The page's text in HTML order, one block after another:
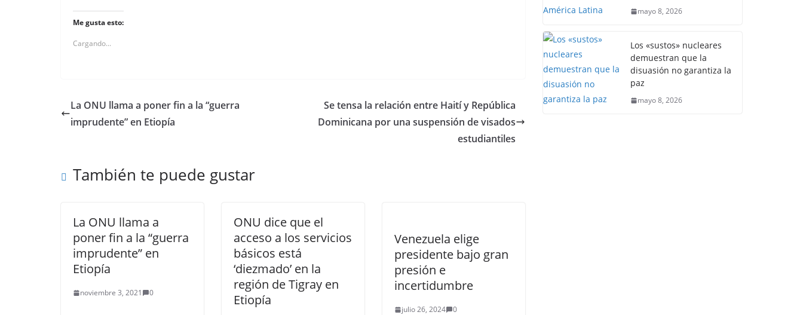
Me gusta esto:
Cargando...
La ONU llama a poner fin a la “guerra
imprudente” en Etiopía
Se tensa la relación entre Haití y República
Dominicana por una suspensión de visados
estudiantiles
También te puede gustar
La ONU llama a
poner fin a la “guerra
imprudente” en
Etiopía
noviembre 3, 2021 0
ONU dice que el
acceso a los servicios
básicos está
‘diezmado’ en la
región de Tigray en
Etiopía
Venezuela elige
presidente bajo gran
presión e
incertidumbre
julio 26, 2024 0
mayo 8, 2026
Los «sustos» nucleares
demuestran que la
disuasión no garantiza la
paz
mayo 8, 2026